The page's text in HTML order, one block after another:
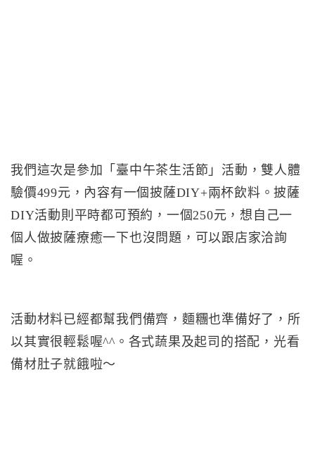
我們這次是參加「臺中午茶生活節」活動，雙人體
驗價499元，內容有一個披薩DIY+兩杯飲料。披薩
DIY活動則平時都可預約，一個250元，想自己一
個人做披薩療癒一下也沒問題，可以跟店家洽詢
喔。
活動材料已經都幫我們備齊，麵糰也準備好了，所
以其實很輕鬆喔^^。各式蔬果及起司的搭配，光看
備材肚子就餓啦～